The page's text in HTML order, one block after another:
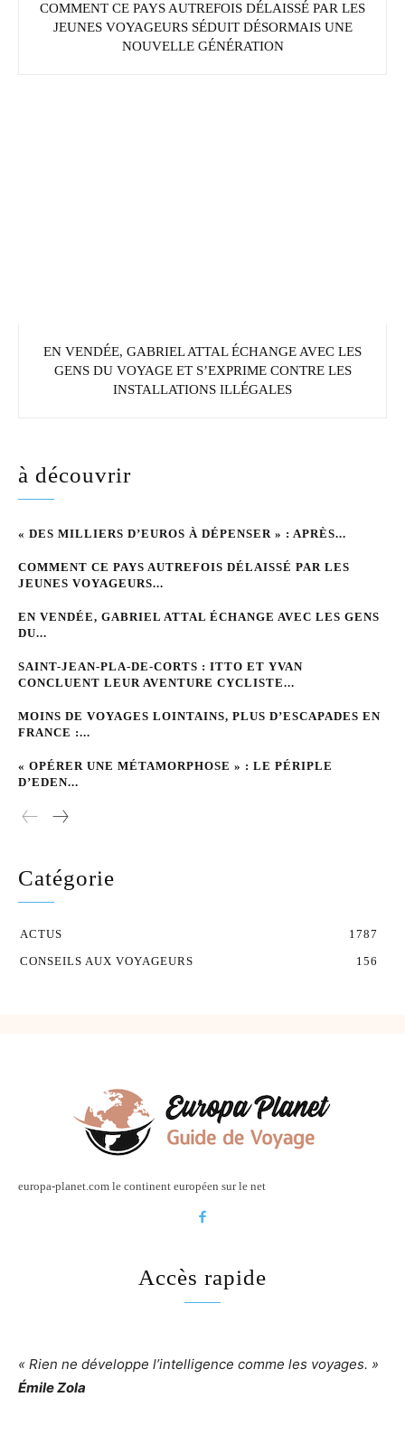
COMMENT CE PAYS AUTREFOIS DÉLAISSÉ PAR LES
JEUNES VOYAGEURS SÉDUIT DÉSORMAIS UNE
NOUVELLE GÉNÉRATION
EN VENDÉE, GABRIEL ATTAL ÉCHANGE AVEC LES
GENS DU VOYAGE ET S’EXPRIME CONTRE LES
INSTALLATIONS ILLÉGALES
à découvrir
« DES MILLIERS D’EUROS À DÉPENSER » : APRÈS...
COMMENT CE PAYS AUTREFOIS DÉLAISSÉ PAR LES
JEUNES VOYAGEURS...
EN VENDÉE, GABRIEL ATTAL ÉCHANGE AVEC LES GENS
DU...
SAINT-JEAN-PLA-DE-CORTS : ITTO ET YVAN
CONCLUENT LEUR AVENTURE CYCLISTE...
MOINS DE VOYAGES LOINTAINS, PLUS D’ESCAPADES EN
FRANCE :...
« OPÉRER UNE MÉTAMORPHOSE » : LE PÉRIPLE
D’EDEN...
Catégorie
ACTUS
1787
CONSEILS AUX VOYAGEURS
156
europa-planet.com le continent européen sur le net
Accès rapide
« Rien ne développe l’intelligence comme les voyages. »
Émile Zola